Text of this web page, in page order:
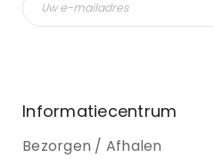
Informatiecentrum
Bezorgen / Afhalen